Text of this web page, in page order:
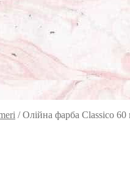
/Олійна фарба Classico